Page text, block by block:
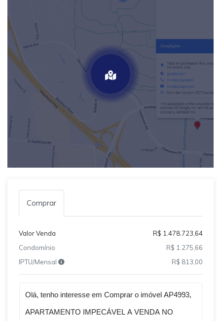
Comprar
Valor Venda
R$ 1.478.723,64
Condomínio
R$ 1.275,66
IPTU/Mensal
R$ 813,00